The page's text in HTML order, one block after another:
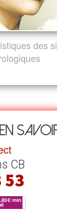
des
CB
53